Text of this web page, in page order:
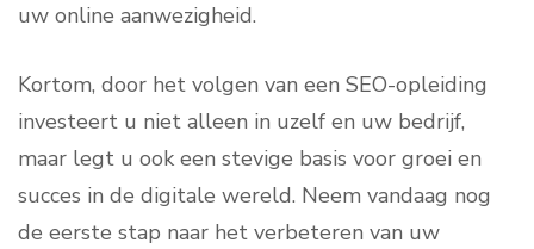
uw online aanwezigheid.
Kortom, door het volgen van een SEO-opleiding
investeert u niet alleen in uzelf en uw bedrijf,
maar legt u ook een stevige basis voor groei en
succes in de digitale wereld. Neem vandaag nog
de eerste stap naar het verbeteren van uw